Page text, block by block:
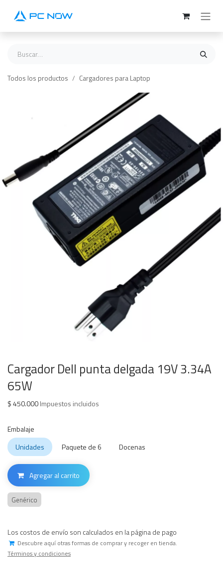
Todos los productos Cargadores para Laptop
Cargador Dell punta delgada 19V 3.34A
65W
$450.000Impuestos incluidos
Embalaje
Unidades
Paquete de 6 Docenas
Agregar al carrito
Genérico
Los costos de envío son calculados en la página de pago
Descubre aquí otras formas de comprar y recoger en tienda.
Términos y condiciones